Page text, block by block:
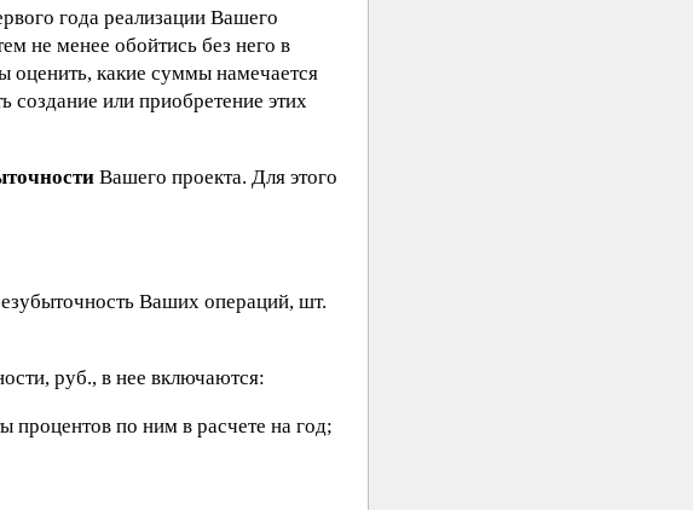
года реализации Вашего
не менее обойтись без него в
оценить, какие суммы намечается
создание или приобретение этих
Вашего проекта. Для этого
Ваших операций, шт.
руб., в нее включаются:
процентов по ним в расчете на год;